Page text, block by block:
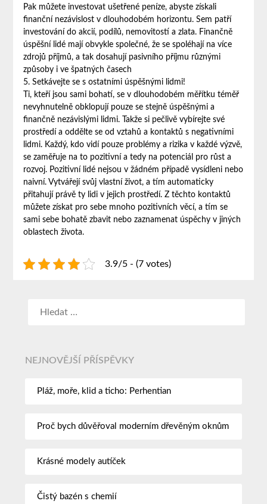
Pak můžete investovat ušetřené peníze, abyste získali
finanční nezávislost v dlouhodobém horizontu. Sem patří
investování do akcií, podílů, nemovitostí a zlata. Finančně
úspěšní lidé mají obvykle společné, že se spoléhají na více
zdrojů příjmů, a tak dosahují pasivního příjmu různými
způsoby i ve špatných časech
5. Setkávejte se s ostatními úspěšnými lidmi!
Ti, kteří jsou sami bohatí, se v dlouhodobém měřítku téměř
nevyhnutelně obklopují pouze se stejně úspěšnými a
finančně nezávislými lidmi. Takže si pečlivě vybírejte své
prostředí a oddělte se od vztahů a kontaktů s negativními
lidmi. Každý, kdo vidí pouze problémy a rizika v každé výzvě,
se zaměřuje na to pozitivní a tedy na potenciál pro růst a
rozvoj. Pozitivní lidé nejsou v žádném případě vysídleni nebo
naivní. Vytvářejí svůj vlastní život, a tím automaticky
přitahují právě ty lidi v jejich prostředí. Z těchto kontaktů
můžete získat pro sebe mnoho pozitivních věcí, a tím se
sami sebe bohatě zbavit nebo zaznamenat úspěchy v jiných
oblastech života.
3.9/5 - (7 votes)
NEJNOVĚJŠÍ PŘÍSPĚVKY
Pláž, moře, klid a ticho: Perhentian
Proč bych důvěřoval moderním dřevěným oknům
Krásné modely autíček
Čistý bazén s chemií